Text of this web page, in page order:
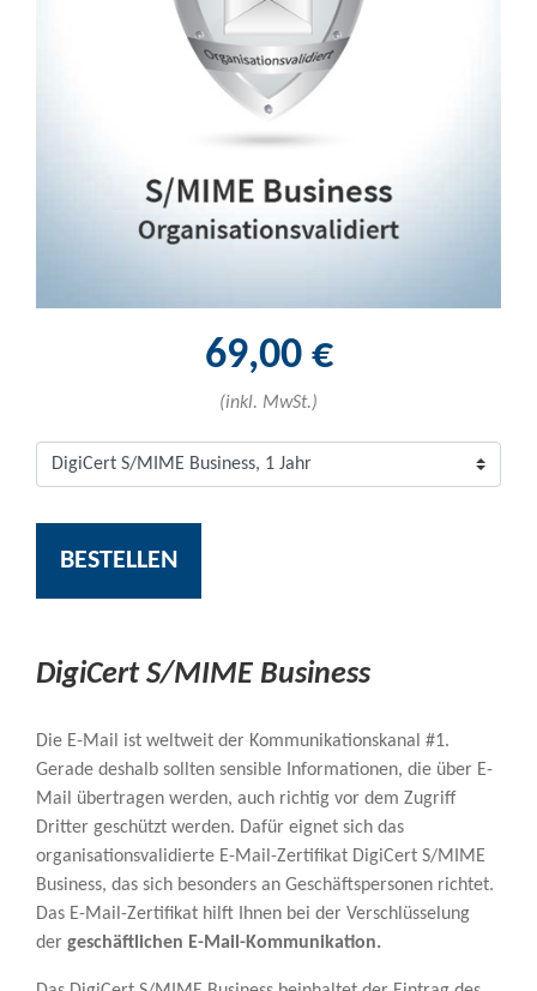
69,00 €
(inkl. MwSt.)
BESTELLEN
DigiCert S/MIME Business
Die E-Mail ist weltweit der Kommunikationskanal #1.
Gerade deshalb sollten sensible Informationen, die über E-
Mail übertragen werden, auch richtig vor dem Zugriff
Dritter geschützt werden. Dafür eignet sich das
organisationsvalidierte E-Mail-Zertifikat DigiCert S/MIME
Business, das sich besonders an Geschäftspersonen richtet.
Das E-Mail-Zertifikat hilft Ihnen bei der Verschlüsselung
der geschäftlichen E-Mail-Kommunikation.